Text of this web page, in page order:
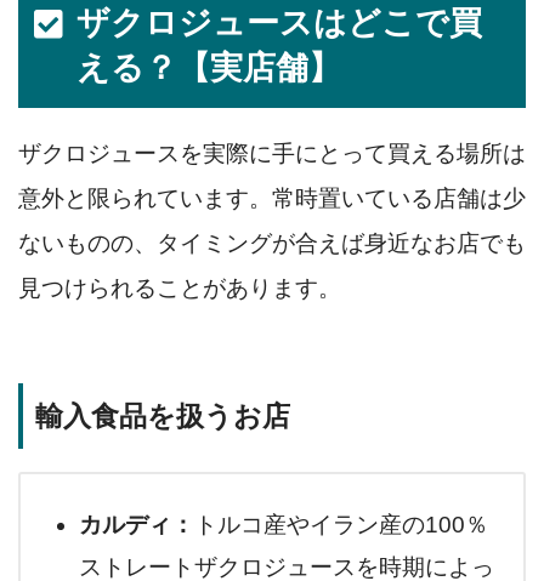
ザクロジュースはどこで買
える？【実店舗】
ザクロジュースを実際に手にとって買える場所は
意外と限られています。常時置いている店舗は少
ないものの、タイミングが合えば身近なお店でも
見つけられることがあります。
輸入食品を扱うお店
カルディ：
トルコ産やイラン産の100％
ストレートザクロジュースを時期によっ